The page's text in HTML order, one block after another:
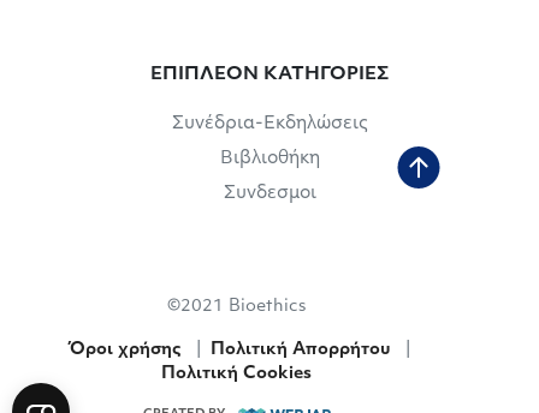
ΕΠΙΠΛΕΟΝ ΚΑΤΗΓΟΡΙΕΣ
Συνέδρια-Εκδηλώσεις
Βιβλιοθήκη
Συνδεσμοι
©2021 Bioethics
Όροι χρήσης Πολιτική Απορρήτου
Πολιτική Cookies